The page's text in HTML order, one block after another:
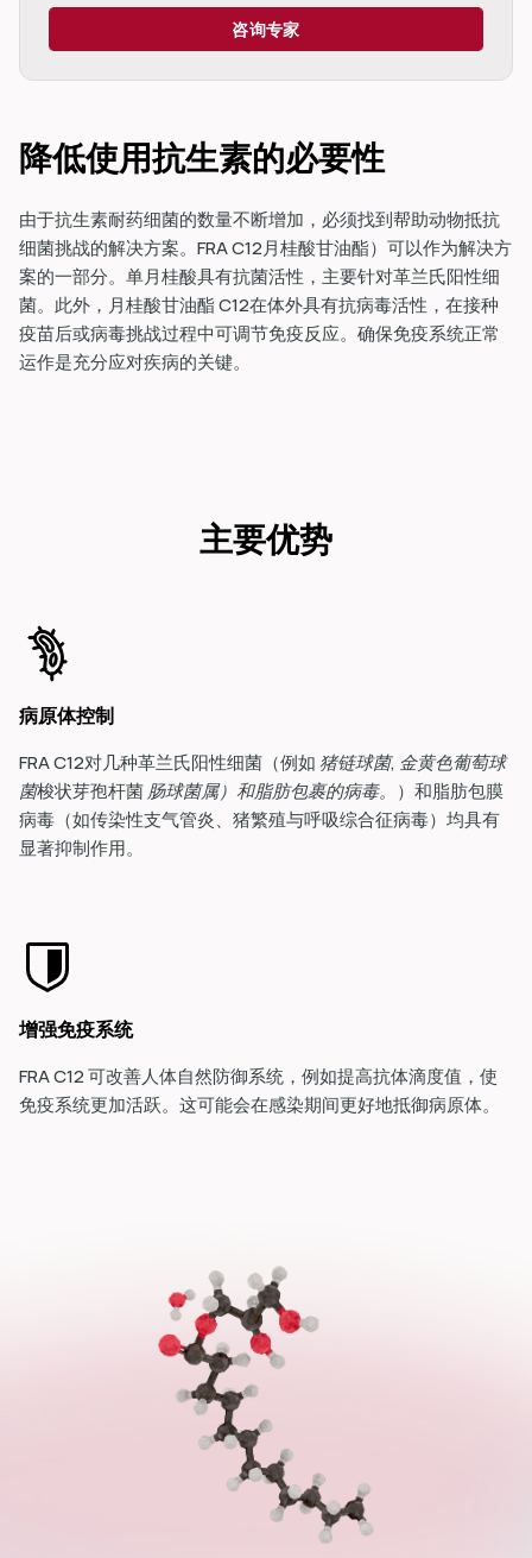
咨询专家
降低使用抗生素的必要性
由于抗生素耐药细菌的数量不断增加，必须找到帮助动物抵抗
细菌挑战的解决方案。 FRA C12月桂酸甘油酯）可以作为解决方
案的一部分。单月桂酸具有抗菌活性，主要针对革兰氏阳性细
菌。此外，月桂酸甘油酯 C12在体外具有抗病毒活性，在接种
疫苗后或病毒挑战过程中可调节免疫反应。确保免疫系统正常
运作是充分应对疾病的关键。
主要优势
病原体控制
FRA C12对几种革兰氏阳性细菌（例如 猪链球菌, 金黄色葡萄球
菌梭状芽孢杆菌肠球菌属）和脂肪包裹的病毒。 ）和脂肪包膜
病毒（如传染性支气管炎、猪繁殖与呼吸综合征病毒）均具有
显著抑制作用。
增强免疫系统
FRA C12 可改善人体自然防御系统，例如提高抗体滴度值，使
免疫系统更加活跃。这可能会在感染期间更好地抵御病原体。